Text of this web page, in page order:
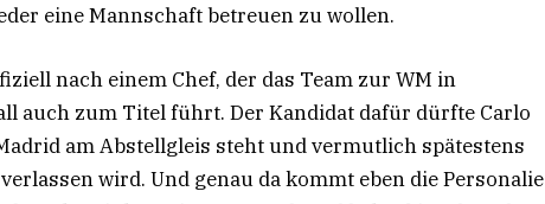
eine Mannschaft betreuen zu wollen.
nach einem Chef, der das Team zur WM in
auch zum Titel führt. Der Kandidat dafür dürfte Carlo
am Abstellgleis steht und vermutlich spätestens
wird. Und genau da kommt eben die Personalie